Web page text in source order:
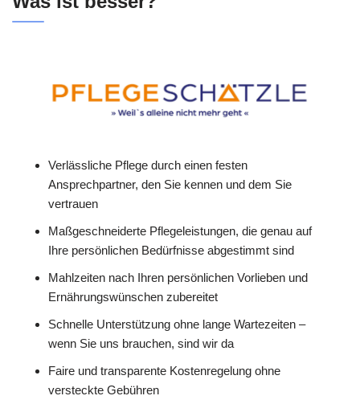
Verlässliche Pflege durch einen festen
Ansprechpartner, den Sie kennen und dem Sie
vertrauen
Maßgeschneiderte Pflegeleistungen, die genau auf
Ihre persönlichen Bedürfnisse abgestimmt sind
Mahlzeiten nach Ihren persönlichen Vorlieben und
Ernährungswünschen zubereitet
Schnelle Unterstützung ohne lange Wartezeiten –
wenn Sie uns brauchen, sind wir da
Faire und transparente Kostenregelung ohne
versteckte Gebühren